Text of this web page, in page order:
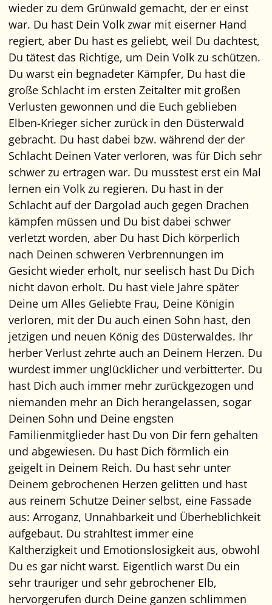
wieder zu dem Grünwald gemacht, der er einst
war. Du hast Dein Volk zwar mit eiserner Hand
regiert, aber Du hast es geliebt, weil Du dachtest,
Du tätest das Richtige, um Dein Volk zu schützen.
Du warst ein begnadeter Kämpfer, Du hast die
große Schlacht im ersten Zeitalter mit großen
Verlusten gewonnen und die Euch geblieben
Elben-Krieger sicher zurück in den Düsterwald
gebracht. Du hast dabei bzw. während der der
Schlacht Deinen Vater verloren, was für Dich sehr
schwer zu ertragen war. Du musstest erst ein Mal
lernen ein Volk zu regieren. Du hast in der
Schlacht auf der Dargolad auch gegen Drachen
kämpfen müssen und Du bist dabei schwer
verletzt worden, aber Du hast Dich körperlich
nach Deinen schweren Verbrennungen im
Gesicht wieder erholt, nur seelisch hast Du Dich
nicht davon erholt. Du hast viele Jahre später
Deine um Alles Geliebte Frau, Deine Königin
verloren, mit der Du auch einen Sohn hast, den
jetzigen und neuen König des Düsterwaldes. Ihr
herber Verlust zehrte auch an Deinem Herzen. Du
wurdest immer unglücklicher und verbitterter. Du
hast Dich auch immer mehr zurückgezogen und
niemanden mehr an Dich herangelassen, sogar
Deinen Sohn und Deine engsten
Familienmitglieder hast Du von Dir fern gehalten
und abgewiesen. Du hast Dich förmlich ein
geigelt in Deinem Reich. Du hast sehr unter
Deinem gebrochenen Herzen gelitten und hast
aus reinem Schutze Deiner selbst, eine Fassade
aus: Arroganz, Unnahbarkeit und Überheblichkeit
aufgebaut. Du strahltest immer eine
Kaltherzigkeit und Emotionslosigkeit aus, obwohl
Du es gar nicht warst. Eigentlich warst Du ein
sehr trauriger und sehr gebrochener Elb,
hervorgerufen durch Deine ganzen schlimmen